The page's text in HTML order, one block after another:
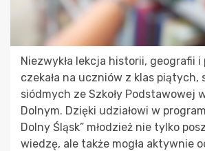
Niezwykła lekcja historii, geografii
czekała na uczniów z klas piątych,
siódmych ze Szkoły Podstawowej
Dolnym. Dzięki udziałowi w
Dolny Śląsk” młodzież nie tylko
wiedzę, ale także mogła aktywnie